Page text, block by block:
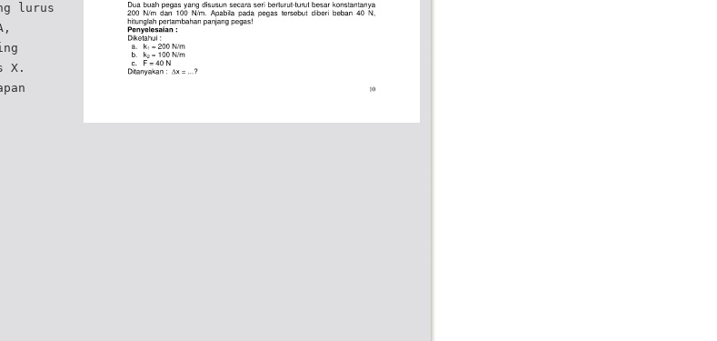
lurus
X.